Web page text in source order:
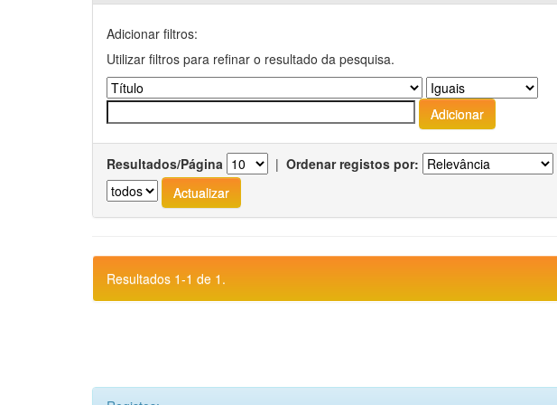
Adicionar filtros:
Utilizar filtros para refinar o resultado da pesquisa.
Resultados/Página | Ordenar registos por:
Resultados 1-1 de 1.